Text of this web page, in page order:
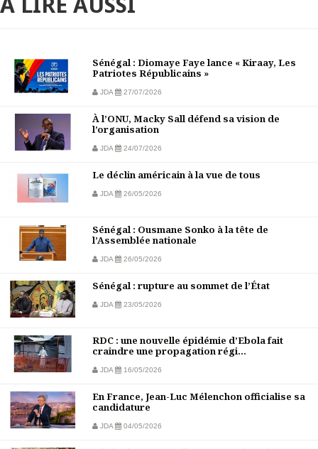
Sénégal : Diomaye Faye lance « Kiraay, Les
Patriotes Républicains »
JDA 27/07/2026
À l’ONU, Macky Sall défend sa vision de
l’organisation
JDA 24/07/2026
Le déclin américain à la vue de tous
JDA 26/05/2026
Sénégal : Ousmane Sonko à la tête de
l’Assemblée nationale
JDA 26/05/2026
Sénégal : rupture au sommet de l’État
JDA 23/05/2026
RDC : une nouvelle épidémie d’Ebola fait
craindre une propagation régi...
JDA 16/05/2026
En France, Jean-Luc Mélenchon officialise sa
candidature
JDA 04/05/2026